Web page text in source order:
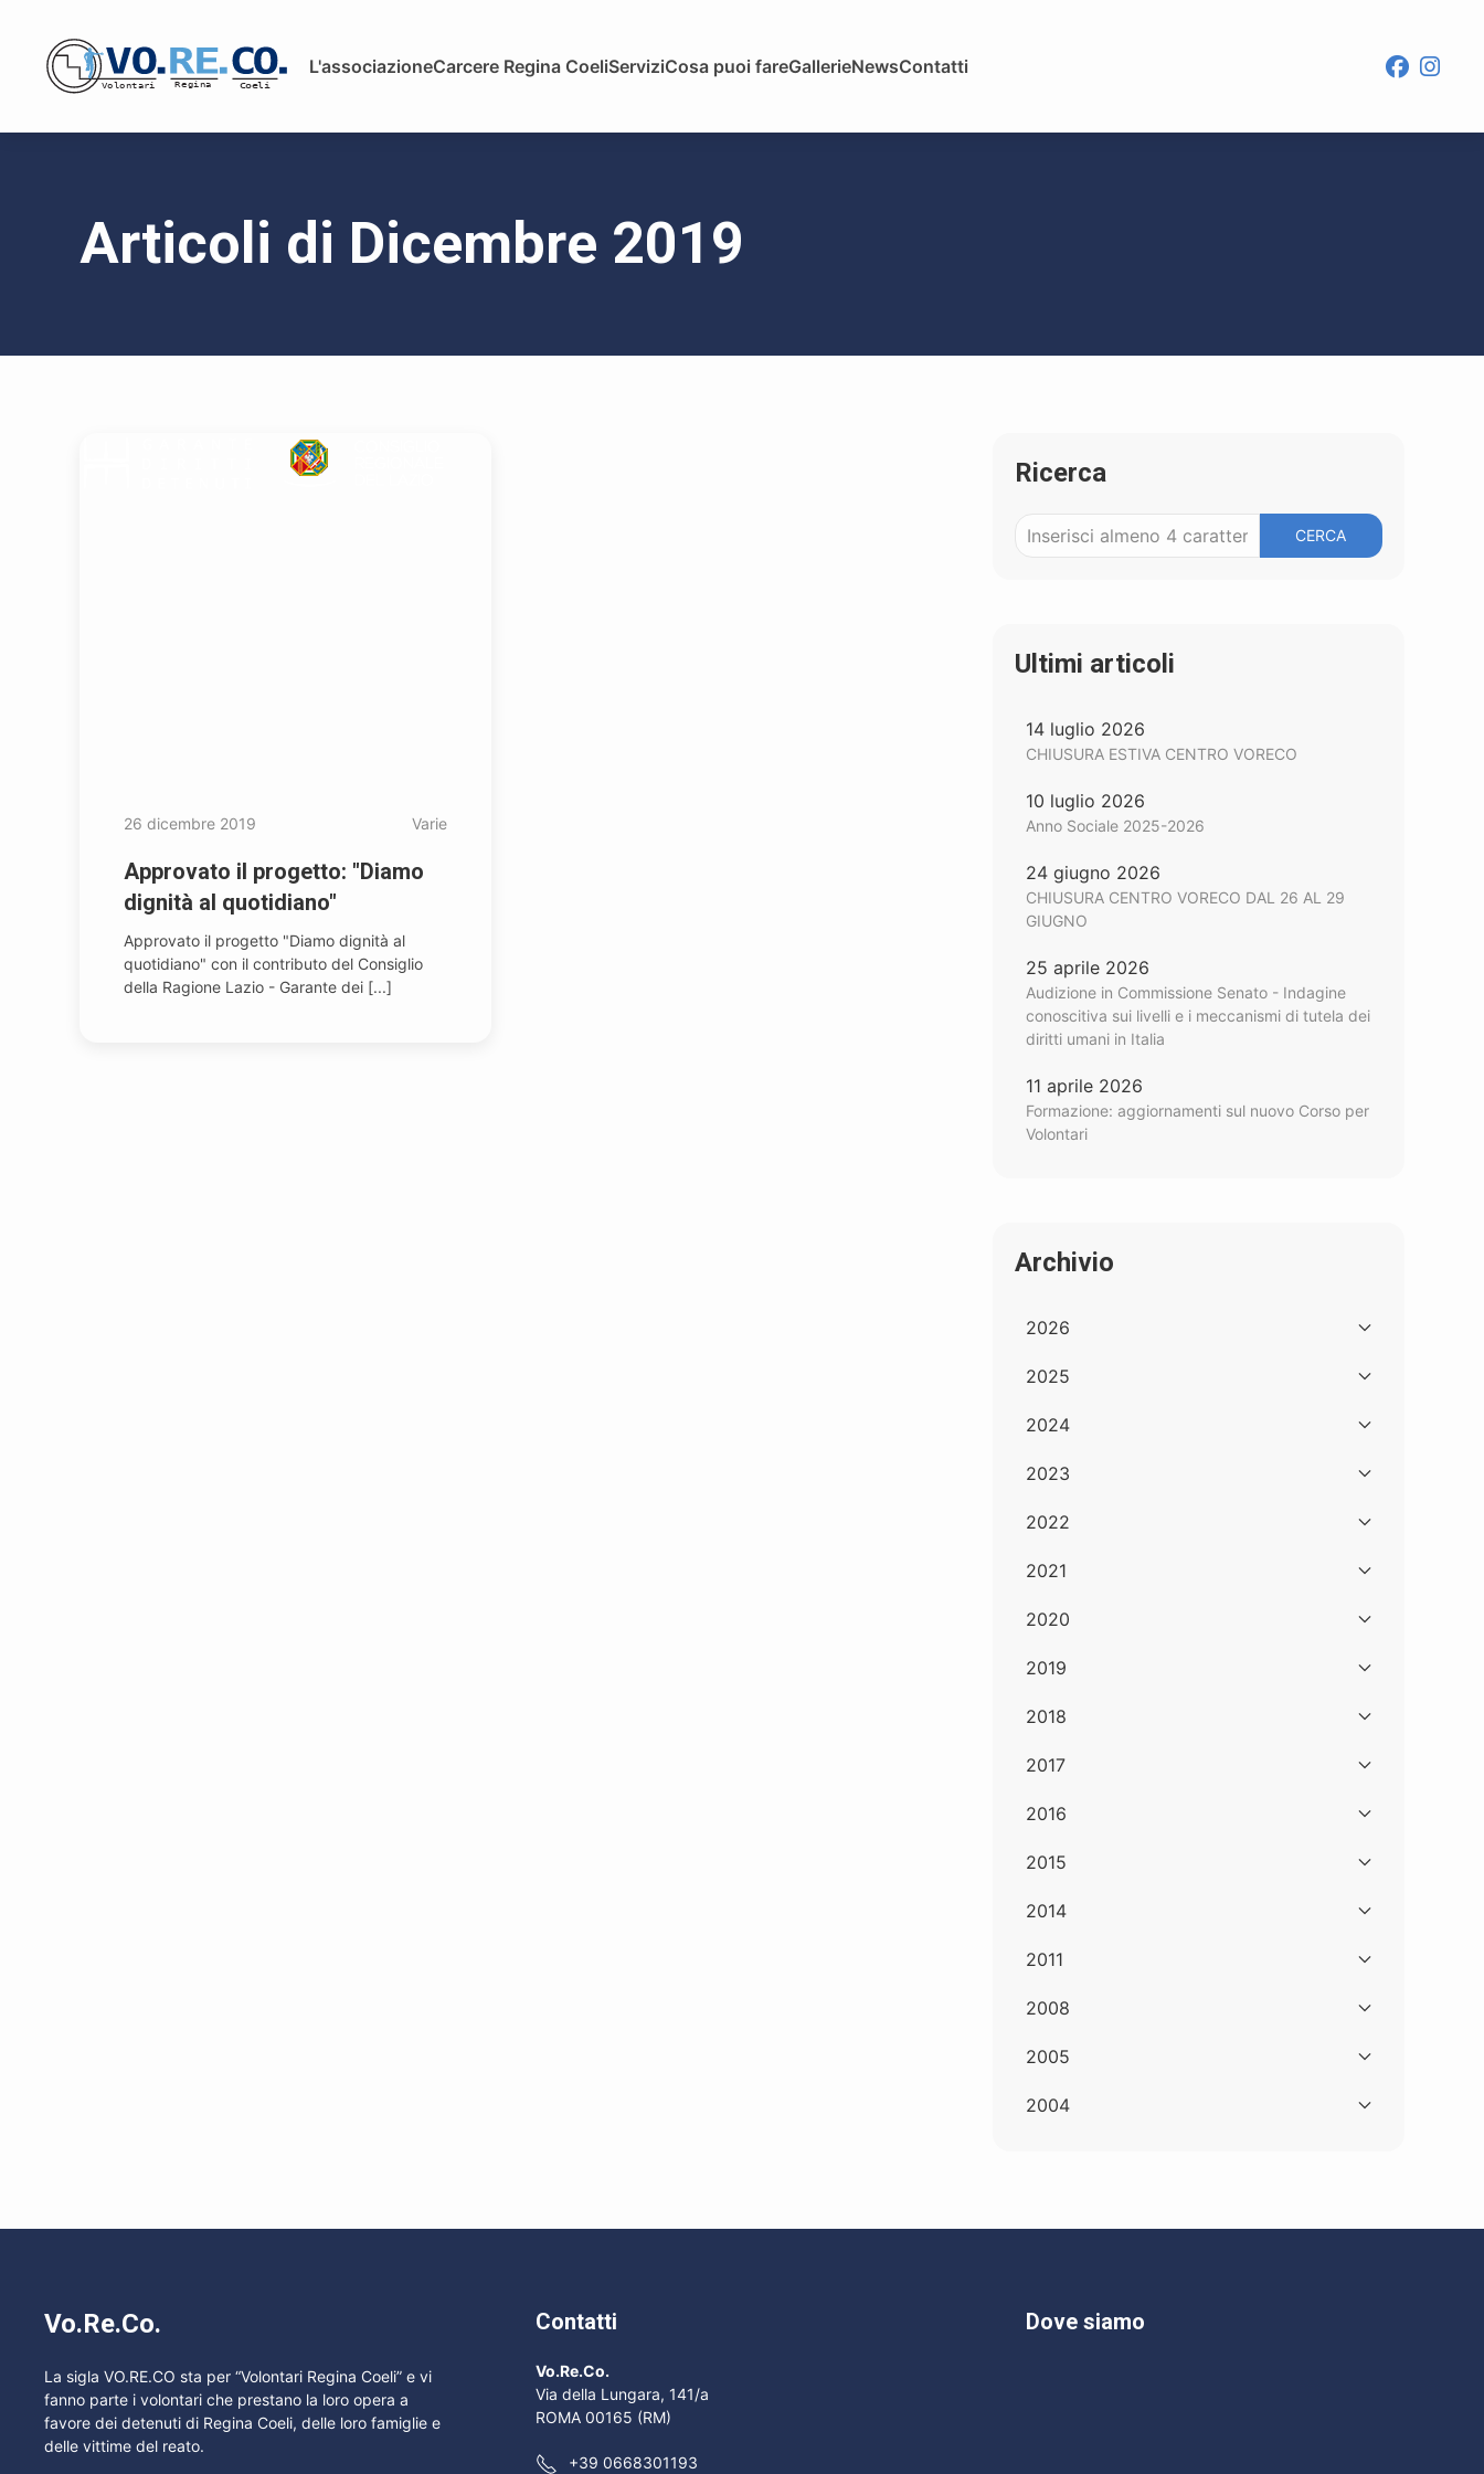
L'associazioneCarcere Regina CoeliServiziCosa puoi fareGallerieNewsContatti
Articoli di Dicembre 2019
26 dicembre 2019 Varie
Approvato il progetto: "Diamo
dignità al quotidiano"
Approvato il progetto "Diamo dignità al
quotidiano" con il contributo del Consiglio
della Ragione Lazio - Garante dei [...]
Ricerca
CERCA
Ultimi articoli
14 luglio 2026
CHIUSURA ESTIVA CENTRO VORECO
10 luglio 2026
Anno Sociale 2025-2026
24 giugno 2026
CHIUSURA CENTRO VORECO DAL 26 AL 29
GIUGNO
25 aprile 2026
Audizione in Commissione Senato - Indagine
conoscitiva sui livelli e i meccanismi di tutela dei
diritti umani in Italia
11 aprile 2026
Formazione: aggiornamenti sul nuovo Corso per
Volontari
Archivio
2026
2025
2024
2023
2022
2021
2020
2019
2018
2017
2016
2015
2014
2011
2008
2005
2004
Vo.Re.Co.
La sigla VO.RE.CO sta per “Volontari Regina Coeli” e vi
fanno parte i volontari che prestano la loro opera a
favore dei detenuti di Regina Coeli, delle loro famiglie e
delle vittime del reato.
Contatti
Vo.Re.Co.
Via della Lungara, 141/a
ROMA 00165 (RM)
+39 0668301193
Dove siamo